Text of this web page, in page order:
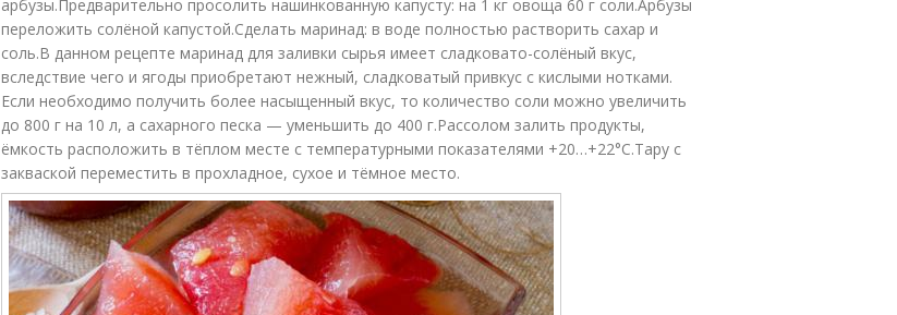
арбузы.Предварительно просолить нашинкованную капусту: на 1 кг овоща 60 г соли.Арбузы
переложить солёной капустой.Сделать маринад: в воде полностью растворить сахар и
соль.В данном рецепте маринад для заливки сырья имеет сладковато-солёный вкус,
вследствие чего и ягоды приобретают нежный, сладковатый привкус с кислыми нотками.
Если необходимо получить более насыщенный вкус, то количество соли можно увеличить
до 800 г на 10 л, а сахарного песка — уменьшить до 400 г.Рассолом залить продукты,
ёмкость расположить в тёплом месте с температурными показателями +20…+22°С.Тару с
закваской переместить в прохладное, сухое и тёмное место.